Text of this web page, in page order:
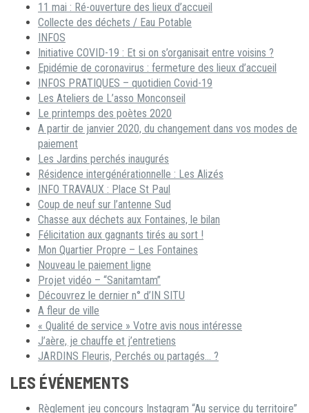
11 mai : Ré-ouverture des lieux d’accueil
Collecte des déchets / Eau Potable
INFOS
Initiative COVID-19 : Et si on s’organisait entre voisins ?
Epidémie de coronavirus : fermeture des lieux d’accueil
INFOS PRATIQUES – quotidien Covid-19
Les Ateliers de L’asso Monconseil
Le printemps des poètes 2020
A partir de janvier 2020, du changement dans vos modes de
paiement
Les Jardins perchés inaugurés
Résidence intergénérationnelle : Les Alizés
INFO TRAVAUX : Place St Paul
Coup de neuf sur l’antenne Sud
Chasse aux déchets aux Fontaines, le bilan
Félicitation aux gagnants tirés au sort !
Mon Quartier Propre – Les Fontaines
Nouveau le paiement ligne
Projet vidéo – “Sanitamtam”
Découvrez le dernier n° d’IN SITU
A fleur de ville
« Qualité de service » Votre avis nous intéresse
J’aère, je chauffe et j’entretiens
JARDINS Fleuris, Perchés ou partagés… ?
LES ÉVÉNEMENTS
Règlement jeu concours Instagram “Au service du territoire”